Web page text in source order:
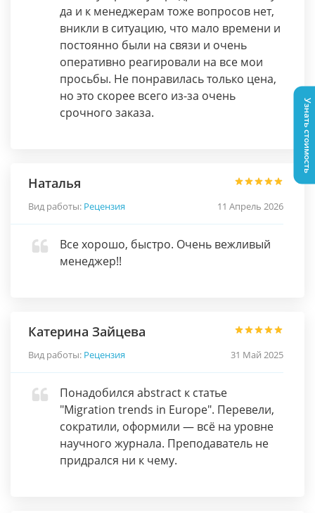
да и к менеджерам тоже вопросов нет,
вникли в ситуацию, что мало времени и
постоянно были на связи и очень
оперативно реагировали на все мои
просьбы. Не понравилась только цена,
но это скорее всего из-за очень
срочного заказа.
Наталья
Вид работы: Рецензия 11 Апрель 2026
Все хорошо, быстро. Очень вежливый
менеджер!!
Катерина Зайцева
Вид работы: Рецензия 31 Май 2025
Понадобился abstract к статье
"Migration trends in Europe". Перевели,
сократили, оформили — всё на уровне
научного журнала. Преподаватель не
придрался ни к чему.
Узнать стоимость